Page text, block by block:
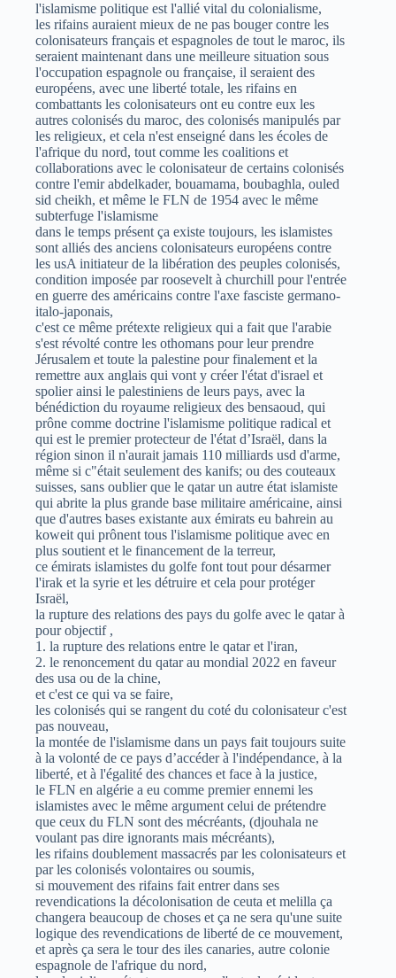
l'islamisme politique est l'allié vital du colonialisme,
les rifains auraient mieux de ne pas bouger contre les
colonisateurs français et espagnoles de tout le maroc, ils
seraient maintenant dans une meilleure situation sous
l'occupation espagnole ou française, il seraient des
européens, avec une liberté totale, les rifains en
combattants les colonisateurs ont eu contre eux les
autres colonisés du maroc, des colonisés manipulés par
les religieux, et cela n'est enseigné dans les écoles de
l'afrique du nord, tout comme les coalitions et
collaborations avec le colonisateur de certains colonisés
contre l'emir abdelkader, bouamama, boubaghla, ouled
sid cheikh, et même le FLN de 1954 avec le même
subterfuge l'islamisme
dans le temps présent ça existe toujours, les islamistes
sont alliés des anciens colonisateurs européens contre
les usA initiateur de la libération des peuples colonisés,
condition imposée par roosevelt à churchill pour l'entrée
en guerre des américains contre l'axe fasciste germano-
italo-japonais,
c'est ce même prétexte religieux qui a fait que l'arabie
s'est révolté contre les othomans pour leur prendre
Jérusalem et toute la palestine pour finalement et la
remettre aux anglais qui vont y créer l'état d'israel et
spolier ainsi le palestiniens de leurs pays, avec la
bénédiction du royaume religieux des bensaoud, qui
prône comme doctrine l'islamisme politique radical et
qui est le premier protecteur de l'état d’Israël, dans la
région sinon il n'aurait jamais 110 milliards usd d'arme,
même si c"était seulement des kanifs; ou des couteaux
suisses, sans oublier que le qatar un autre état islamiste
qui abrite la plus grande base militaire américaine, ainsi
que d'autres bases existante aux émirats eu bahrein au
koweit qui prônent tous l'islamisme politique avec en
plus soutient et le financement de la terreur,
ce émirats islamistes du golfe font tout pour désarmer
l'irak et la syrie et les détruire et cela pour protéger
Israël,
la rupture des relations des pays du golfe avec le qatar à
pour objectif ,
1. la rupture des relations entre le qatar et l'iran,
2. le renoncement du qatar au mondial 2022 en faveur
des usa ou de la chine,
et c'est ce qui va se faire,
les colonisés qui se rangent du coté du colonisateur c'est
pas nouveau,
la montée de l'islamisme dans un pays fait toujours suite
à la volonté de ce pays d’accéder à l'indépendance, à la
liberté, et à l'égalité des chances et face à la justice,
le FLN en algérie a eu comme premier ennemi les
islamistes avec le même argument celui de prétendre
que ceux du FLN sont des mécréants, (djouhala ne
voulant pas dire ignorants mais mécréants),
les rifains doublement massacrés par les colonisateurs et
par les colonisés volontaires ou soumis,
si mouvement des rifains fait entrer dans ses
revendications la décolonisation de ceuta et melilla ça
changera beaucoup de choses et ça ne sera qu'une suite
logique des revendications de liberté de ce mouvement,
et après ça sera le tour des iles canaries, autre colonie
espagnole de l'afrique du nord,